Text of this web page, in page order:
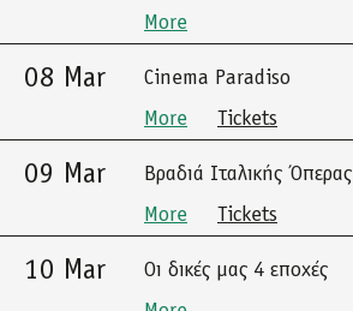
More
08 Mar
Cinema Paradiso
More
Tickets
09 Mar
Βραδιά Ιταλικής Όπερας
More
Tickets
10 Mar
Οι δικές μας 4 εποχές